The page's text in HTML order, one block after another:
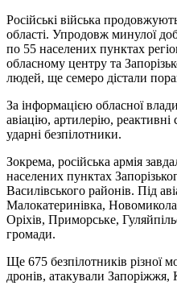
Російські війська
області. Упродовж минулої
по 55 населених пунктах
обласному центру та
людей, ще семеро дістали
За інформацією обласної
авіацію, артилерію,
ударні безпілотники.
Зокрема, російська армія
населених пунктах
Василівського районів. Під
Малокатеринівка,
Оріхів, Приморське,
громади.
Ще 675 безпілотників різної
дронів, атакували